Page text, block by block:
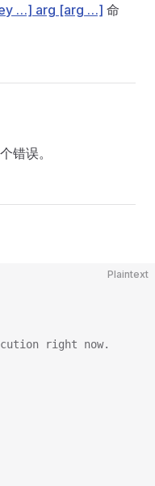
…] arg [arg …] 命
错误。
Plaintext
right now.